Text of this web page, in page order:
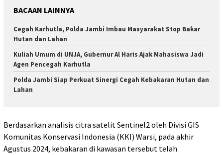
BACAAN LAINNYA
Cegah Karhutla, Polda Jambi Imbau Masyarakat Stop Bakar
Hutan dan Lahan
Kuliah Umum di UNJA, Gubernur Al Haris Ajak Mahasiswa Jadi
Agen Pencegah Karhutla
Polda Jambi Siap Perkuat Sinergi Cegah Kebakaran Hutan dan
Lahan
Berdasarkan analisis citra satelit Sentinel2 oleh Divisi GIS
Komunitas Konservasi Indonesia (KKI) Warsi, pada akhir
Agustus 2024, kebakaran di kawasan tersebut telah